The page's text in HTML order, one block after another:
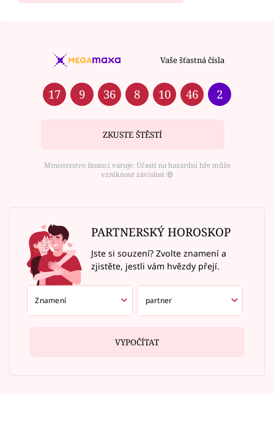
Vaše šťastná čísla
17 9 36 8 10 46 2
ZKUSTE ŠTĚSTÍ
Ministerstvo financí varuje: Účastí na hazardní hře může
vzniknout závislost ⑱
PARTNERSKÝ HOROSKOP
Jste si souzení? Zvolte znamení a
zjistěte, jestli vám hvězdy přejí.
VYPOČÍTAT